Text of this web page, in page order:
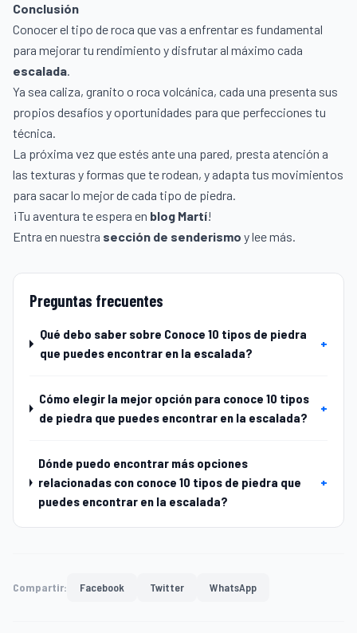
Conclusión
Conocer el tipo de roca que vas a enfrentar es fundamental
para mejorar tu rendimiento y disfrutar al máximo cada
escalada.
Ya sea caliza, granito o roca volcánica, cada una presenta sus
propios desafíos y oportunidades para que perfecciones tu
técnica.
La próxima vez que estés ante una pared, presta atención a
las texturas y formas que te rodean, y adapta tus movimientos
para sacar lo mejor de cada tipo de piedra.
¡Tu aventura te espera en blog Martí!
Entra en nuestra sección de senderismo y lee más.
Preguntas frecuentes
Qué debo saber sobre Conoce 10 tipos de piedra
que puedes encontrar en la escalada?
+
Cómo elegir la mejor opción para conoce 10 tipos
de piedra que puedes encontrar en la escalada?
+
Dónde puedo encontrar más opciones
relacionadas con conoce 10 tipos de piedra que
puedes encontrar en la escalada?
+
Compartir: Facebook Twitter WhatsApp